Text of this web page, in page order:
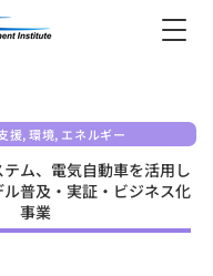
援, 環境, エネルギー
ム、電気自動車を活用し
普及・実証・ビジネス化
事業